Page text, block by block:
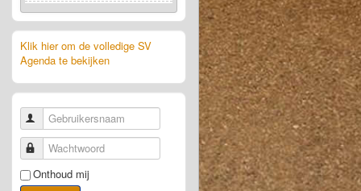
Klik hier om de volledige SV
Agenda te bekijken
Gebruikersnaam
Wachtwoord
Onthoud mij